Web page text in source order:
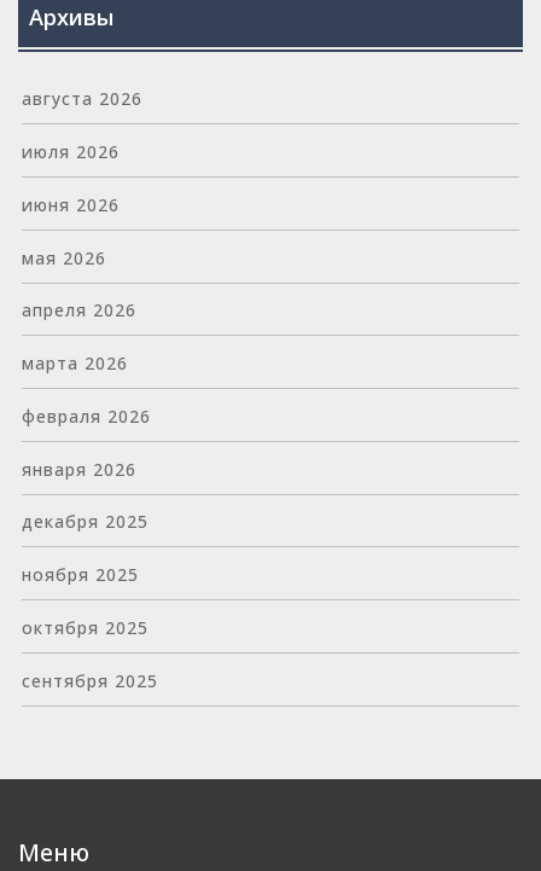
Архивы
августа 2026
июля 2026
июня 2026
мая 2026
апреля 2026
марта 2026
февраля 2026
января 2026
декабря 2025
ноября 2025
октября 2025
сентября 2025
Меню